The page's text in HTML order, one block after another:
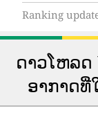
Ranking
ດາວ​ໂຫລ
ອາ​ກາດ​ທີ່​